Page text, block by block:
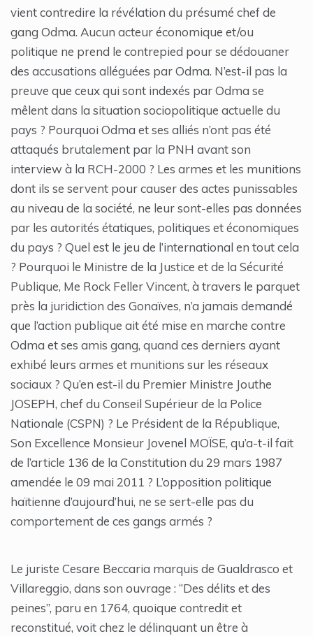
vient contredire la révélation du présumé chef de
gang Odma. Aucun acteur économique et/ou
politique ne prend le contrepied pour se dédouaner
des accusations alléguées par Odma. N’est-il pas la
preuve que ceux qui sont indexés par Odma se
mêlent dans la situation sociopolitique actuelle du
pays ? Pourquoi Odma et ses alliés n’ont pas été
attaqués brutalement par la PNH avant son
interview à la RCH-2000 ? Les armes et les munitions
dont ils se servent pour causer des actes punissables
au niveau de la société, ne leur sont-elles pas données
par les autorités étatiques, politiques et économiques
du pays ? Quel est le jeu de l’international en tout cela
? Pourquoi le Ministre de la Justice et de la Sécurité
Publique, Me Rock Feller Vincent, à travers le parquet
près la juridiction des Gonaïves, n’a jamais demandé
que l’action publique ait été mise en marche contre
Odma et ses amis gang, quand ces derniers ayant
exhibé leurs armes et munitions sur les réseaux
sociaux ? Qu’en est-il du Premier Ministre Jouthe
JOSEPH, chef du Conseil Supérieur de la Police
Nationale (CSPN) ? Le Président de la République,
Son Excellence Monsieur Jovenel MOÏSE, qu’a-t-il fait
de l’article 136 de la Constitution du 29 mars 1987
amendée le 09 mai 2011 ? L’opposition politique
haïtienne d’aujourd’hui, ne se sert-elle pas du
comportement de ces gangs armés ?
Le juriste Cesare Beccaria marquis de Gualdrasco et
Villareggio, dans son ouvrage : ‘’Des délits et des
peines’’, paru en 1764, quoique contredit et
reconstitué, voit chez le délinquant un être à